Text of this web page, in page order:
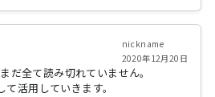
nickname
2020年12月20日
だ全て読み切れていません。
活用していきます。